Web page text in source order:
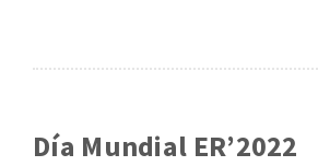
Día Mundial ER’2022